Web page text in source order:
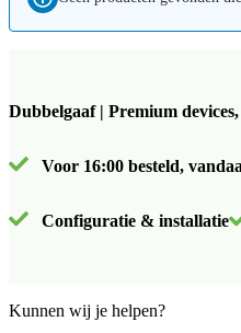
Dubbelgaaf | Premium
Voor 16:00 besteld,
Configuratie & installatie
Kunnen wij je helpen?